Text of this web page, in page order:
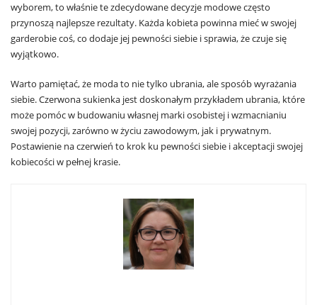
wyborem, to właśnie te zdecydowane decyzje modowe często
przynoszą najlepsze rezultaty. Każda kobieta powinna mieć w swojej
garderobie coś, co dodaje jej pewności siebie i sprawia, że czuje się
wyjątkowo.
Warto pamiętać, że moda to nie tylko ubrania, ale sposób wyrażania
siebie. Czerwona sukienka jest doskonałym przykładem ubrania, które
może pomóc w budowaniu własnej marki osobistej i wzmacnianiu
swojej pozycji, zarówno w życiu zawodowym, jak i prywatnym.
Postawienie na czerwień to krok ku pewności siebie i akceptacji swojej
kobiecości w pełnej krasie.